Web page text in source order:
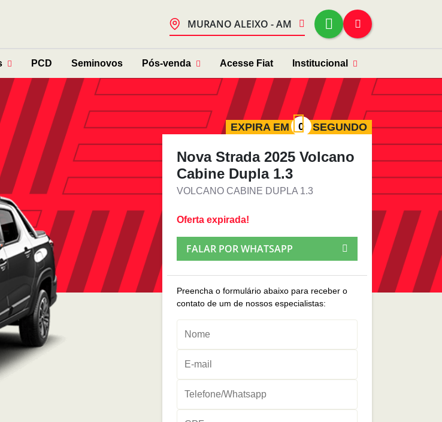
MURANO ALEIXO - AM
PCD Seminovos Pós-venda Acesse Fiat Institucional
EXPIRA EM SEGUNDO
Nova Strada 2025 Volcano
Cabine Dupla 1.3
VOLCANO CABINE DUPLA 1.3
Oferta expirada!
FALAR POR WHATSAPP
Preencha o formulário abaixo para receber o
contato de um de nossos especialistas: